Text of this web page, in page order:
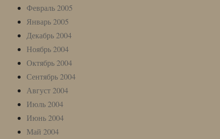
Февраль 2005
Январь 2005
Декабрь 2004
Ноябрь 2004
Октябрь 2004
Сентябрь 2004
Август 2004
Июль 2004
Июнь 2004
Май 2004